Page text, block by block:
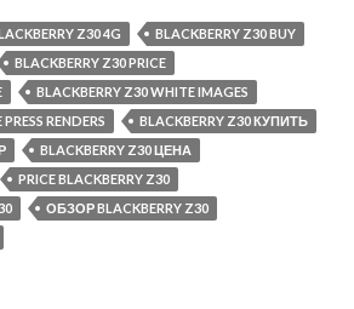
Z30 4G
BLACKBERRY Z30 BUY
BLACKBERRY Z30 PRICE
BLACKBERRY Z30 WHITE IMAGES
RENDERS
BLACKBERRY Z30 КУПИТЬ
BLACKBERRY Z30 ЦЕНА
PRICE BLACKBERRY Z30
ОБЗОР BLACKBERRY Z30